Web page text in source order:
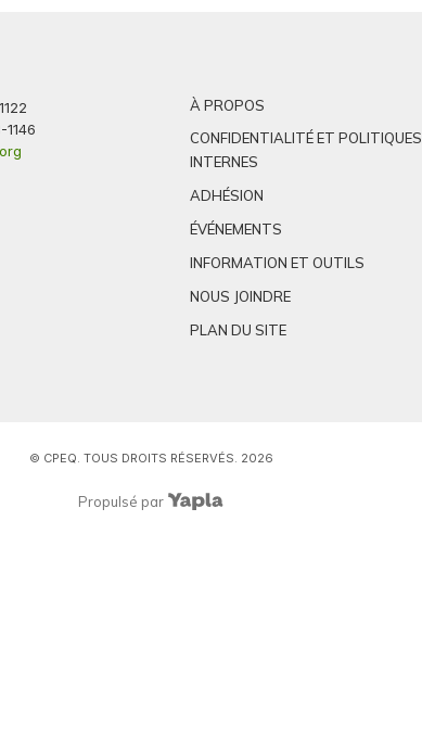
À PROPOS
CONFIDENTIALITÉ ET POLITIQUES
INTERNES
ADHÉSION
ÉVÉNEMENTS
INFORMATION ET OUTILS
NOUS JOINDRE
PLAN DU SITE
© CPEQ. TOUS DROITS RÉSERVÉS. 2026
Propulsé par